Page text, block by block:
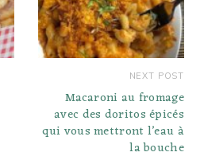
NEXT POST
Macaroni au fromage
avec des doritos épicés
qui vous mettront l’eau à
la bouche